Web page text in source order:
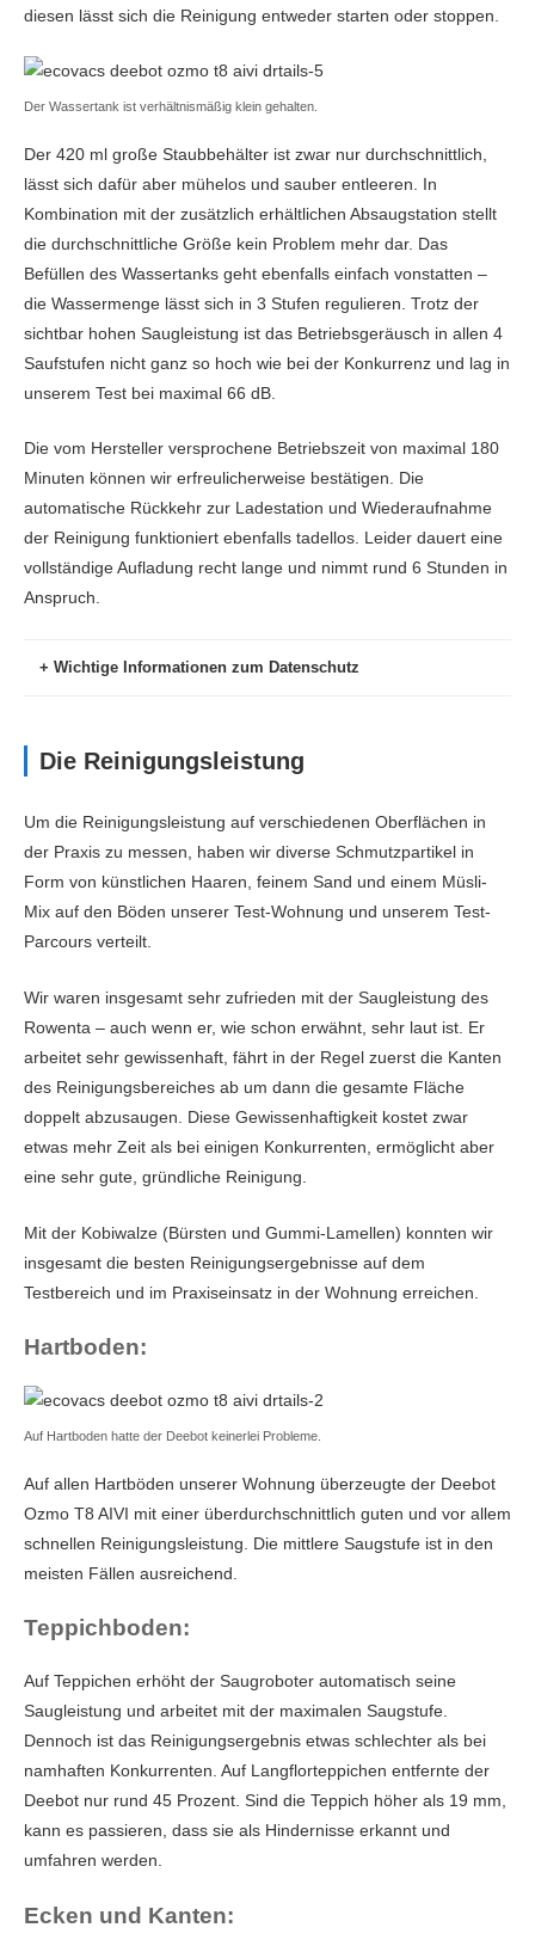
diesen lässt sich die Reinigung entweder starten oder stoppen.
Der Wassertank ist verhältnismäßig klein gehalten.
Der 420 ml große Staubbehälter ist zwar nur durchschnittlich,
lässt sich dafür aber mühelos und sauber entleeren. In
Kombination mit der zusätzlich erhältlichen Absaugstation stellt
die durchschnittliche Größe kein Problem mehr dar. Das
Befüllen des Wassertanks geht ebenfalls einfach vonstatten –
die Wassermenge lässt sich in 3 Stufen regulieren. Trotz der
sichtbar hohen Saugleistung ist das Betriebsgeräusch in allen 4
Saufstufen nicht ganz so hoch wie bei der Konkurrenz und lag in
unserem Test bei maximal 66 dB.
Die vom Hersteller versprochene Betriebszeit von maximal 180
Minuten können wir erfreulicherweise bestätigen. Die
automatische Rückkehr zur Ladestation und Wiederaufnahme
der Reinigung funktioniert ebenfalls tadellos. Leider dauert eine
vollständige Aufladung recht lange und nimmt rund 6 Stunden in
Anspruch.
Wichtige Informationen zum Datenschutz
Datenschutzgrundverordnung
Die Reinigungsleistung
Um die Reinigungsleistung auf verschiedenen Oberflächen in
der Praxis zu messen, haben wir diverse Schmutzpartikel in
Form von künstlichen Haaren, feinem Sand und einem Müsli-
Mix auf den Böden unserer Test-Wohnung und unserem Test-
Parcours verteilt.
Wir waren insgesamt sehr zufrieden mit der Saugleistung des
Rowenta – auch wenn er, wie schon erwähnt, sehr laut ist. Er
arbeitet sehr gewissenhaft, fährt in der Regel zuerst die Kanten
des Reinigungsbereiches ab um dann die gesamte Fläche
doppelt abzusaugen. Diese Gewissenhaftigkeit kostet zwar
etwas mehr Zeit als bei einigen Konkurrenten, ermöglicht aber
eine sehr gute, gründliche Reinigung.
Mit der Kobiwalze (Bürsten und Gummi-Lamellen) konnten wir
insgesamt die besten Reinigungsergebnisse auf dem
Testbereich und im Praxiseinsatz in der Wohnung erreichen.
Hartboden:
Auf Hartboden hatte der Deebot keinerlei Probleme.
Auf allen Hartböden unserer Wohnung überzeugte der Deebot
Ozmo T8 AIVI mit einer überdurchschnittlich guten und vor allem
schnellen Reinigungsleistung. Die mittlere Saugstufe ist in den
meisten Fällen ausreichend.
Teppichboden:
Auf Teppichen erhöht der Saugroboter automatisch seine
Saugleistung und arbeitet mit der maximalen Saugstufe.
Dennoch ist das Reinigungsergebnis etwas schlechter als bei
namhaften Konkurrenten. Auf Langflorteppichen entfernte der
Deebot nur rund 45 Prozent. Sind die Teppich höher als 19 mm,
kann es passieren, dass sie als Hindernisse erkannt und
umfahren werden.
Ecken und Kanten: